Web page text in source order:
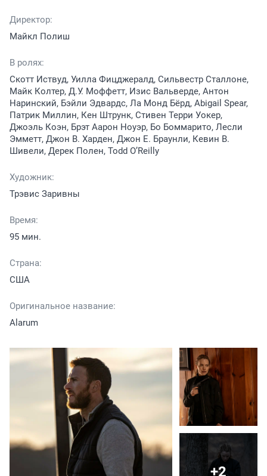
Директор:
Майкл Полиш
В ролях:
Скотт Иствуд, Уилла Фицджералд, Сильвестр Сталлоне,
Майк Колтер, Д.У. Моффетт, Изис Вальверде, Антон
Наринский, Бэйли Эдвардс, Ла Монд Бёрд, Abigail Spear,
Патрик Миллин, Кен Штрунк, Стивен Терри Уокер,
Джоэль Коэн, Брэт Аарон Ноуэр, Бо Боммарито, Лесли
Эмметт, Джон В. Харден, Джон Е. Браунли, Кевин В.
Шивели, Дерек Полен, Todd O’Reilly
Художник:
Трэвис Заривны
Время:
95 мин.
Страна:
США
Оригинальное название:
Alarum
+2